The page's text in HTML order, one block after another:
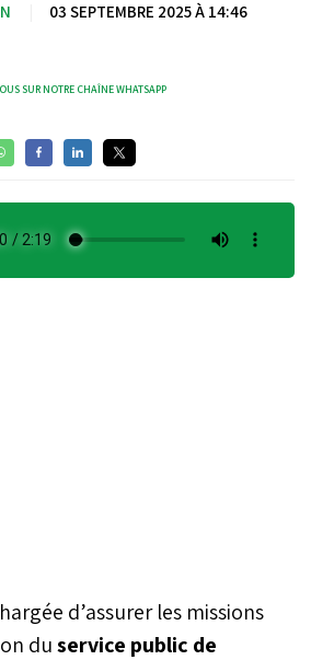
03 SEPTEMBRE 2025 À 14:46
SUR NOTRE CHAÎNE WHATSAPP
d’assurer les missions
duservice public de